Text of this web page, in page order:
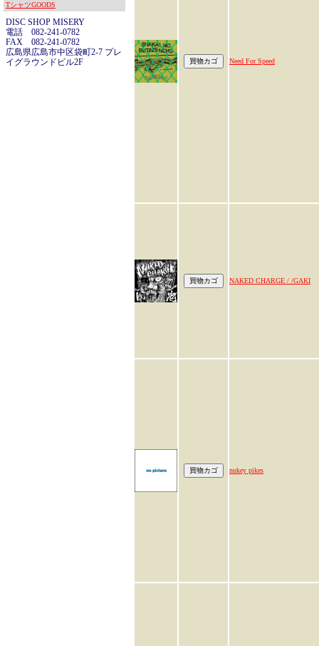
TシャツGOODS
DISC SHOP MISERY
電話 082-241-0782
FAX 082-241-0782
広島県広島市中区袋町2-7 プレ
イグラウンドビル2F
Need For Speed
NAKED CHARGE / /GAKI
nukey pikes